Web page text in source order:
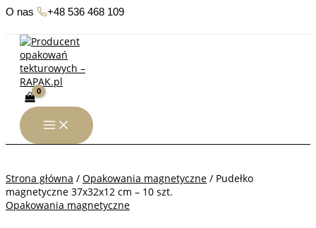
Przejdź
treści
O nas +48 536 468 109
Strona główna / Opakowania magnetyczne / Pudełko
magnetyczne 37x32x12 cm – 10 szt.
Opakowania magnetyczne